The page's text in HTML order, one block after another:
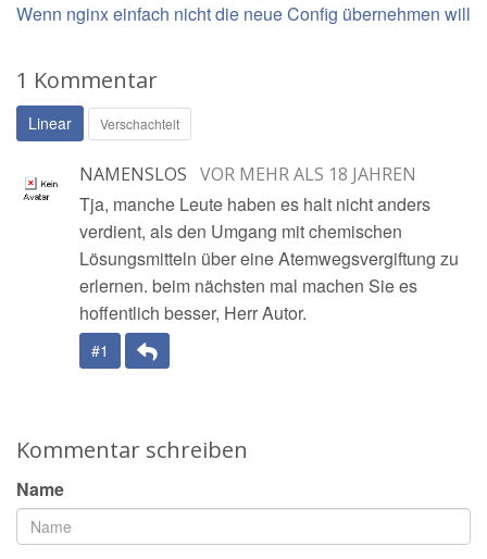
Wenn nginx einfach nicht die neue Config übernehmen will
1 Kommentar
Linear Verschachtelt
NAMENSLOS VOR MEHR ALS 18 JAHREN
Tja, manche Leute haben es halt nicht anders
verdient, als den Umgang mit chemischen
Lösungsmitteln über eine Atemwegsvergiftung zu
erlernen. beim nächsten mal machen Sie es
hoffentlich besser, Herr Autor.
#1 Antwort
Kommentar schreiben
Name